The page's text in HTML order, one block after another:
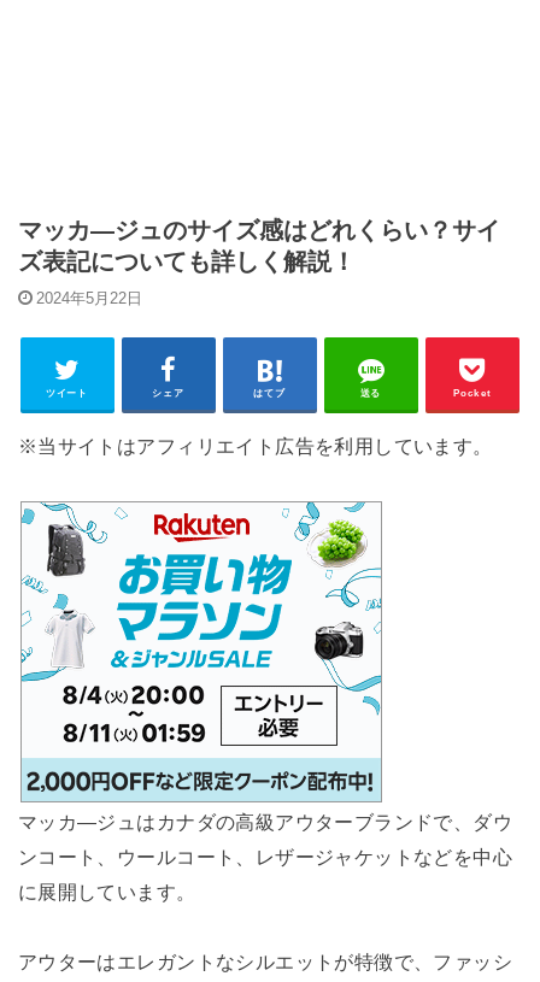
マッカ―ジュのサイズ感はどれくらい？サイ
ズ表記についても詳しく解説！
2024年5月22日
ツイート シェア はてブ 送る Pocket
※当サイトはアフィリエイト広告を利用しています。
マッカ―ジュはカナダの高級アウターブランドで、ダウ
ンコート、ウールコート、レザージャケットなどを中心
に展開しています。
アウターはエレガントなシルエットが特徴で、ファッシ